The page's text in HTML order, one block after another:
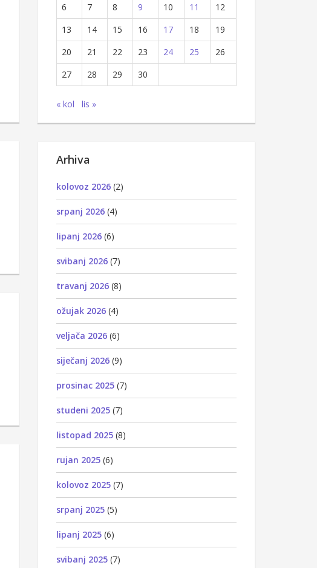
6
7 8 9 10 11
12
13
14 15 16 17 18
19
20
21 22 23 24 25
26
27
28 29 30
« kol lis »
Arhiva
kolovoz 2026 (2)
srpanj 2026 (4)
lipanj 2026 (6)
svibanj 2026 (7)
travanj 2026 (8)
ožujak 2026 (4)
veljača 2026 (6)
siječanj 2026 (9)
prosinac 2025 (7)
studeni 2025 (7)
listopad 2025 (8)
rujan 2025 (6)
kolovoz 2025 (7)
srpanj 2025 (5)
lipanj 2025 (6)
svibanj 2025 (7)